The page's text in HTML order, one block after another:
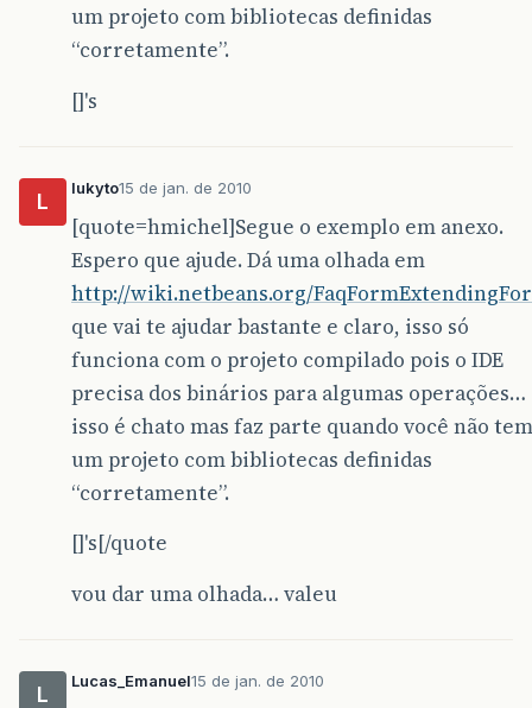
um projeto com bibliotecas definidas
“corretamente”.
[]'s
L
lukyto15 de jan. de 2010
[quote=hmichel]Segue o exemplo em anexo.
Espero que ajude. Dá uma olhada em
http://wiki.netbeans.org/
que vai te ajudar bastante e claro, isso só
funciona com o projeto compilado pois o IDE
precisa dos binários para algumas operações…
isso é chato mas faz parte quando você não tem
um projeto com bibliotecas definidas
“corretamente”.
[]'s[/quote
vou dar uma olhada… valeu
L
Lucas_Emanuel15 de jan. de 2010